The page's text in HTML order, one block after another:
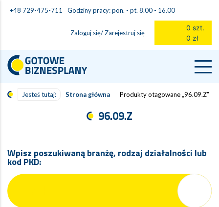
+48 729-475-711 Godziny pracy: pon. - pt. 8.00 - 16.00
Zaloguj się/ Zarejestruj się
0 szt.
0 zł
Jesteś tutaj: Strona główna Produkty otagowane „96.09.Z”
96.09.Z
Wpisz poszukiwaną branżę, rodzaj działalności lub
kod PKD: